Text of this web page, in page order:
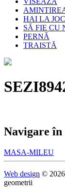
HAI LA
SĂ FIE CU
PERNĂ
TRAISTĂ
Navigare
MASA-MILEU
Web design © 2026
geometrii